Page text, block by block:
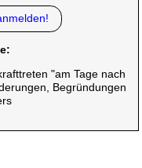
"am Tage nach
Begründungen